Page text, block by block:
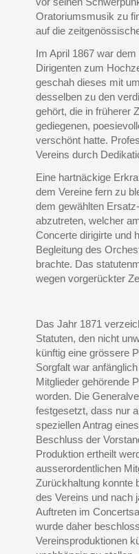
Oratoriumsmusik zu
auf die
Im April 1867 war
Dirigenten zum
geschah dieses mit
desselben zu den
gehört, die in früherer
gediegenen,
verschönt hatte.
Vereins durch
Eine hartnäckige
dem Vereine fern zu
dem gewählten
abzutreten, welcher
Concerte dirigirte und
Begleitung des
brachte. Das
wegen vorgerückter
Das Jahr 1871
Statuten, den nicht
künftig eine grössere
Sorgfalt war
Mitglieder gehörende
worden. Die
festgesetzt, dass nur
speziellen Antrag
Beschluss der
Produktion ertheilt
ausserordentlichen
Zurückhaltung konnte
des Vereins und nach
Auftreten im
wurde daher
Vereinsproduktionen